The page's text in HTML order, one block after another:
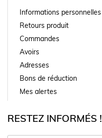
Informations personnelles
Retours produit
Commandes
Avoirs
Adresses
Bons de réduction
Mes alertes
RESTEZ INFORMÉS !